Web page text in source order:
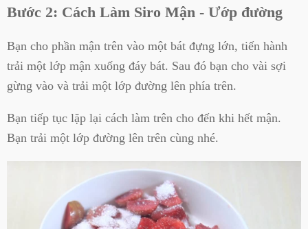
Bước 2: Cách Làm Siro Mận - Ướp đường
Bạn cho phần mận trên vào một bát đựng lớn, tiến hành
trải một lớp mận xuống đáy bát. Sau đó bạn cho vài sợi
gừng vào và trải một lớp đường lên phía trên.
Bạn tiếp tục lặp lại cách làm trên cho đến khi hết mận.
Bạn trải một lớp đường lên trên cùng nhé.